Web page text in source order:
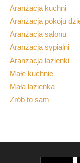
Aranżacja kuchni
Aranżacja pokoju
Aranżacja salonu
Aranżacja sypialni
Aranżacja łazienki
Małe kuchnie
Mała łazienka
Zrób to sam